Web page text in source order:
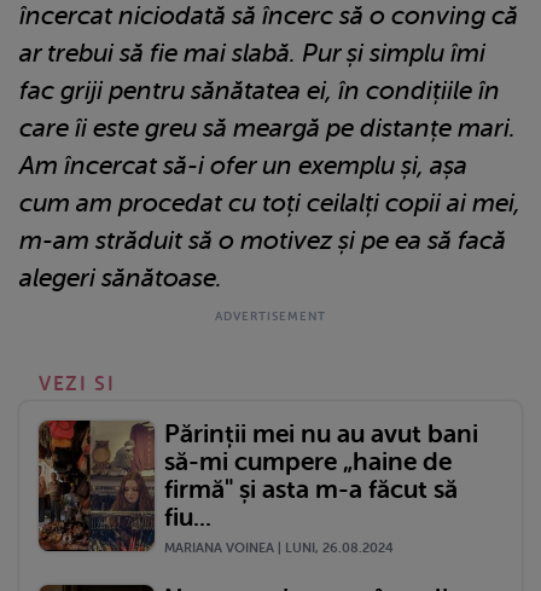
încercat niciodată să încerc să o conving că
ar trebui să fie mai slabă. Pur și simplu îmi
fac griji pentru sănătatea ei, în condițiile în
care îi este greu să meargă pe distanțe mari.
Am încercat să-i ofer un exemplu și, așa
cum am procedat cu toți ceilalți copii ai mei,
m-am străduit să o motivez și pe ea să facă
alegeri sănătoase.
VEZI SI
Părinții mei nu au avut bani
să-mi cumpere „haine de
firmă" și asta m-a făcut să
fiu...
MARIANA VOINEA | LUNI, 26.08.2024